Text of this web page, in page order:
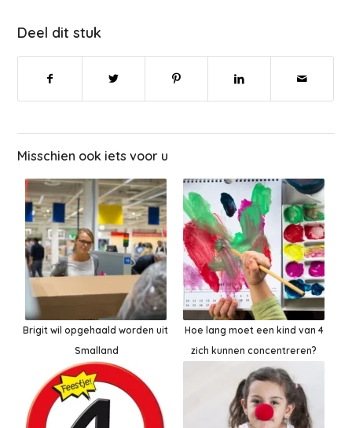
Deel dit stuk
Misschien ook iets voor u
Brigit wil opgehaald worden uit
Smalland
Hoe lang moet een kind van 4
zich kunnen concentreren?